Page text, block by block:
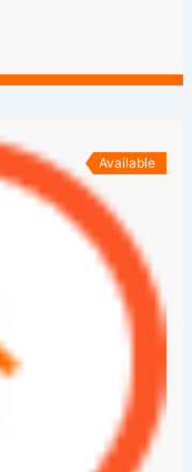
Available